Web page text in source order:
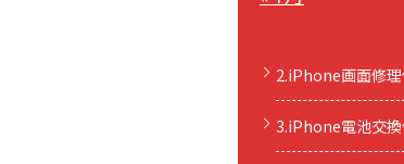
2.iPhone画面修
3.iPhone電池交